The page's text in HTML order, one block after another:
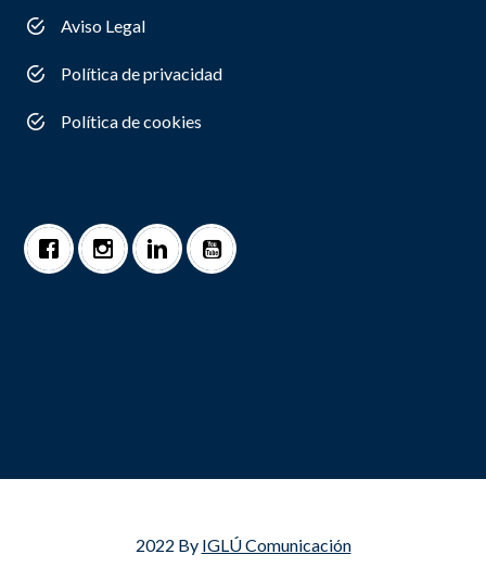
Aviso Legal
Política de privacidad
Política de cookies
2022 By IGLÚ Comunicación